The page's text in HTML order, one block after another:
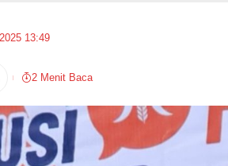
13:49
2 Menit Baca